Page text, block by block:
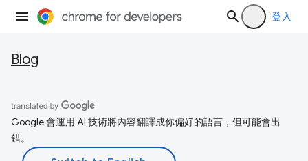
登入
Blog
Google 會運用 AI 技術將內容翻譯成你偏好的語言，但可能會出
錯。